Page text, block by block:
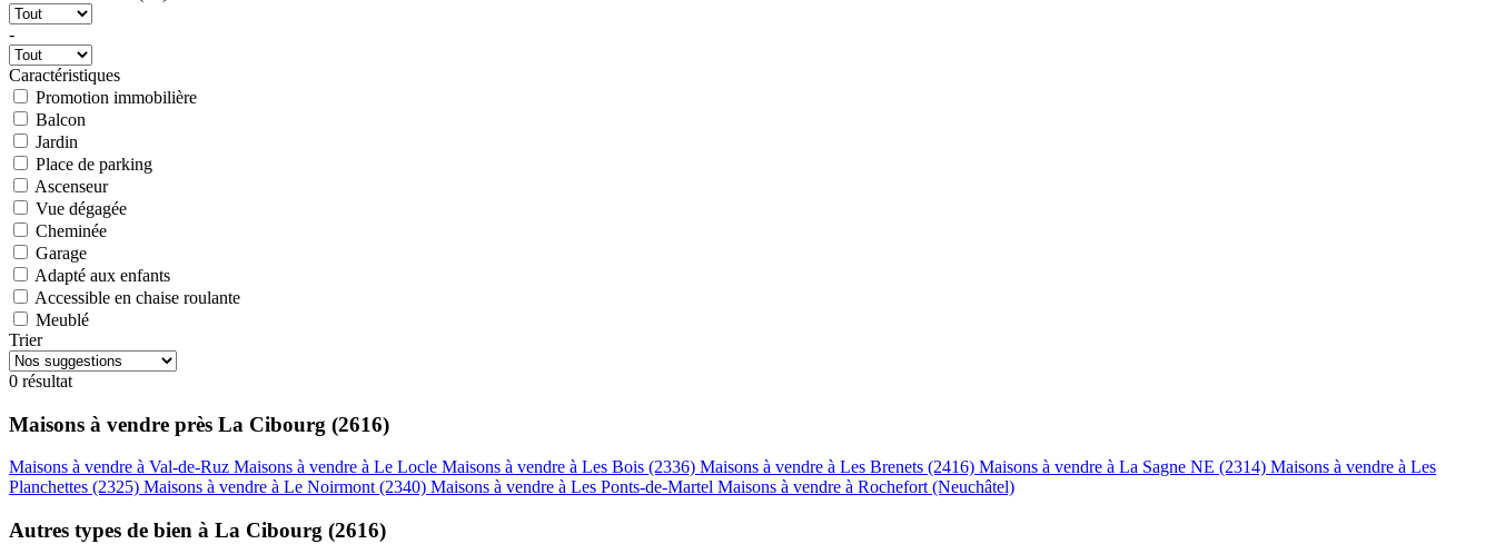
-
Caractéristiques
Promotion immobilière
Balcon
Jardin
Place de parking
Ascenseur
Vue dégagée
Cheminée
Garage
Adapté aux enfants
Accessible en chaise roulante
Meublé
Trier
0 résultat
Maisons à vendre près La Cibourg (2616)
Maisons à vendre à Val-de-Ruz Maisons à vendre à Le Locle Maisons à vendre à Les Bois (2336) Maisons à vendre à Les Brenets (2416) Maisons à vendre à La Sagne NE (2314) Maisons à vendre à Les
Planchettes (2325) Maisons à vendre à Le Noirmont (2340) Maisons à vendre à Les Ponts-de-Martel Maisons à vendre à Rochefort (Neuchâtel)
Autres types de bien à La Cibourg (2616)